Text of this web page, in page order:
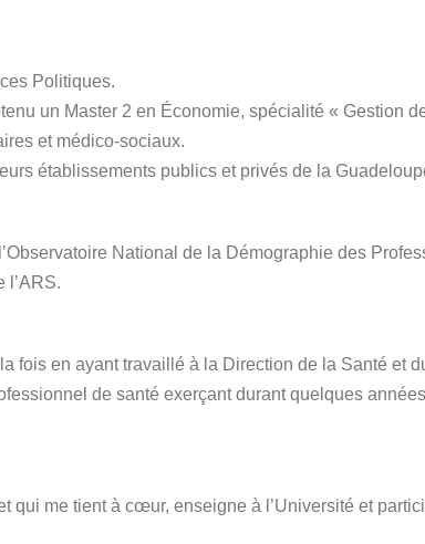
Politiques.
un Master 2 en Économie, spécialité « Gestion
et médico-sociaux.
établissements publics et privés de la
National de la Démographie des
l’ARS.
fois en ayant travaillé à la Direction de la Santé et
de santé exerçant durant quelques
qui me tient à cœur, enseigne à l’Université et